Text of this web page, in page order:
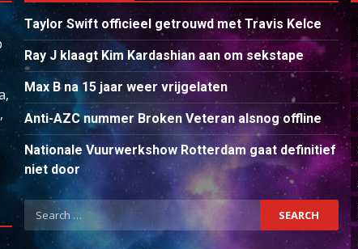
Taylor Swift officieel getrouwd met Travis Kelce
Ray J klaagt Kim Kardashian aan om sekstape
Max B na 15 jaar weer vrijgelaten
Anti-AZC nummer Broken Veteran alsnog offline
Nationale Vuurwerkshow Rotterdam gaat definitief
niet door
Search
for: